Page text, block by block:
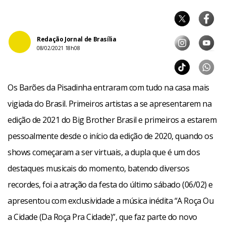
Redação Jornal de Brasília
08/02/2021 18h08
Os Barões da Pisadinha entraram com tudo na casa mais
vigiada do Brasil. Primeiros artistas a se apresentarem na
edição de 2021 do Big Brother Brasil e primeiros a estarem
pessoalmente desde o início da edição de 2020, quando os
shows começaram a ser virtuais, a dupla que é um dos
destaques musicais do momento, batendo diversos
recordes, foi a atração da festa do último sábado (06/02) e
apresentou com exclusividade a música inédita “A Roça Ou
a Cidade (Da Roça Pra Cidade)”, que faz parte do novo